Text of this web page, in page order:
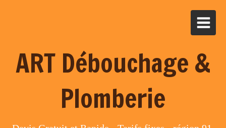
ART Débouchage &
Plomberie